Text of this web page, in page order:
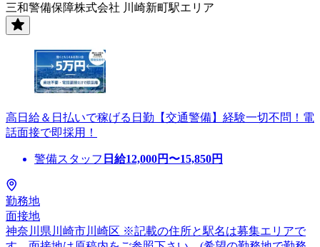
三和警備保障株式会社 川崎新町駅エリア
高日給＆日払いで稼げる日勤【交通警備】経験一切不問！電
話面接で即採用！
警備スタッフ 日給12,000円〜15,850円
勤務地
面接地
神奈川県川崎市川崎区 ※記載の住所と駅名は募集エリアで